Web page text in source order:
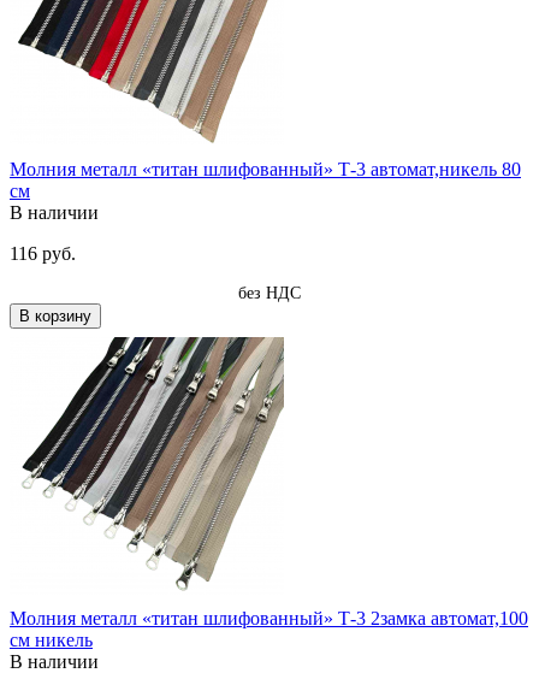
Молния металл «титан шлифованный» Т-3 автомат,никель 80
см
В наличии
116 руб.
без НДС
В корзину
Молния металл «титан шлифованный» Т-3 2замка автомат,100
см никель
В наличии